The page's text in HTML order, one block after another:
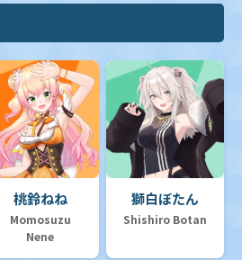
桃鈴ねね
Momosuzu
Nene
獅白ぼたん
Shishiro Botan